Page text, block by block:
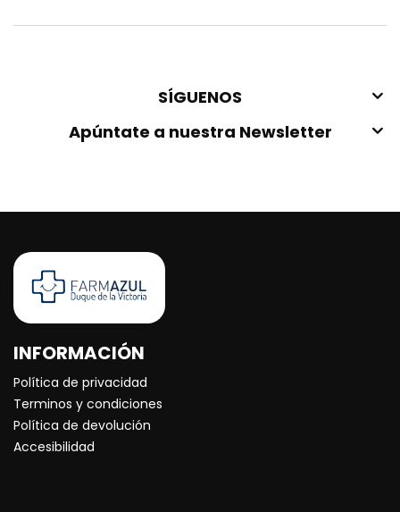
SÍGUENOS
Apúntate a nuestra Newsletter
INFORMACIÓN
Política de privacidad
Terminos y condiciones
Política de devolución
Accesibilidad